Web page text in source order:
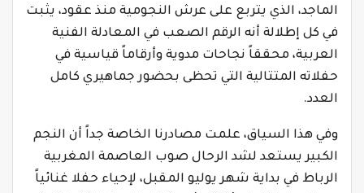
الماجد، الذي يتربع على عرش النجومية منذ عقود، يثبت
في كل إطلالة أنه الرقم الصعب في المعادلة الفنية
العربية، محققاً نجاحات مدوية وأرقاماً قياسية في
حفلاته المتتالية التي تحظى بحضور جماهيري كامل
العدد.
وفي هذا السياق، علمت مصادرنا الخاصة جداً أن النجم
الكبير يستعد لشد الرحال صوب العاصمة المغربية
الرباط في بداية شهر يوليو المقبل، لإحياء حفلا غنائياً